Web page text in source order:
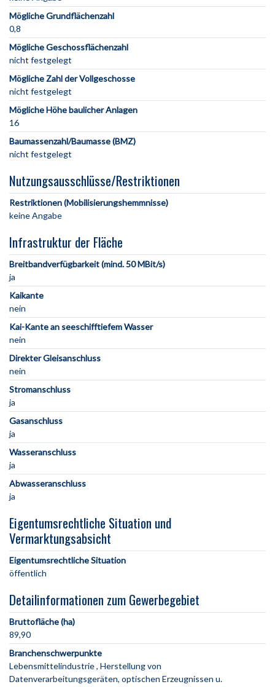
Mögliche Grundflächenzahl
0,8
Mögliche Geschossflächenzahl
nicht festgelegt
Mögliche Zahl der Vollgeschosse
nicht festgelegt
Mögliche Höhe baulicher Anlagen
16
Baumassenzahl/Baumasse (BMZ)
nicht festgelegt
Nutzungsausschlüsse/Restriktionen
Restriktionen (Mobilisierungshemmnisse)
keine Angabe
Infrastruktur der Fläche
Breitbandverfügbarkeit (mind. 50 MBit/s)
ja
Kaikante
nein
Kai-Kante an seeschifftiefem Wasser
nein
Direkter Gleisanschluss
nein
Stromanschluss
ja
Gasanschluss
ja
Wasseranschluss
ja
Abwasseranschluss
ja
Eigentumsrechtliche Situation und
Vermarktungsabsicht
Eigentumsrechtliche Situation
öffentlich
Detailinformationen zum Gewerbegebiet
Bruttofläche (ha)
89,90
Branchenschwerpunkte
Lebensmittelindustrie Herstellung von
Datenverarbeitungsgeräten, optischen Erzeugnissen u.